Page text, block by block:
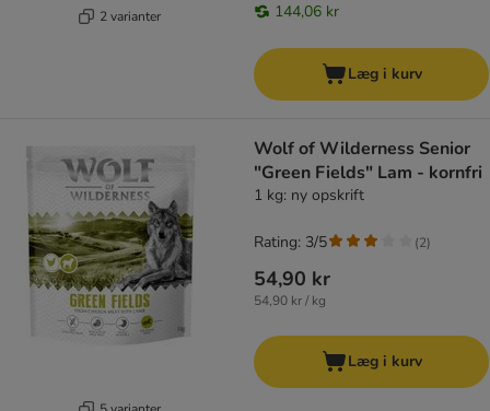
2 varianter 144,06 kr
Læg i kurv
Wolf of Wilderness Senior
"Green Fields" Lam - kornfri
1 kg: ny opskrift
54,90 kr
54,90 kr / kg
Rating: 3/5 (2)
Læg i kurv